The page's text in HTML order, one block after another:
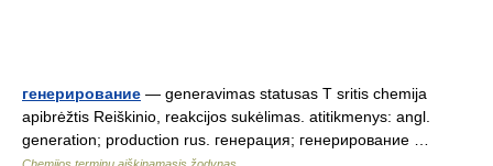
генерирование — generavimas statusas T sritis chemija
apibrėžtis Reiškinio, reakcijos sukėlimas. atitikmenys: angl.
generation; production rus. генерация; генерирование …